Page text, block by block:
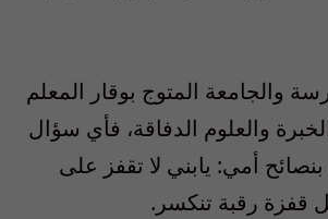
والجامعة المتوج بوقار المعلم
والعلوم الدفاقة، فأي سؤال
أمي: يابني لا تقفز على
قفزة رقبة تنكسر.